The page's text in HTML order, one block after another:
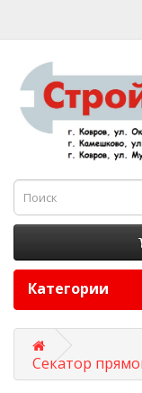
Категории
Секатор